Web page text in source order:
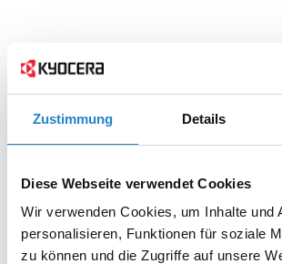
Zustimmung Details
Diese Webseite verwendet Cookies
Wir verwenden Cookies, um Inhalte und
personalisieren, Funktionen für soziale
zu können und die Zugriffe auf unsere